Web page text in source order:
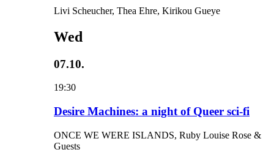
Livi Scheucher, Thea Ehre, Kirikou Gueye
Wed
07.10.
19:30
Desire Machines: a night of Queer sci-fi
ONCE WE WERE ISLANDS, Ruby Louise Rose &
Guests